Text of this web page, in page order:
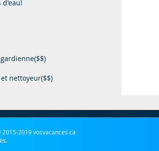
d'eau!
nettoyeur($$)
2019 vosvacances.ca